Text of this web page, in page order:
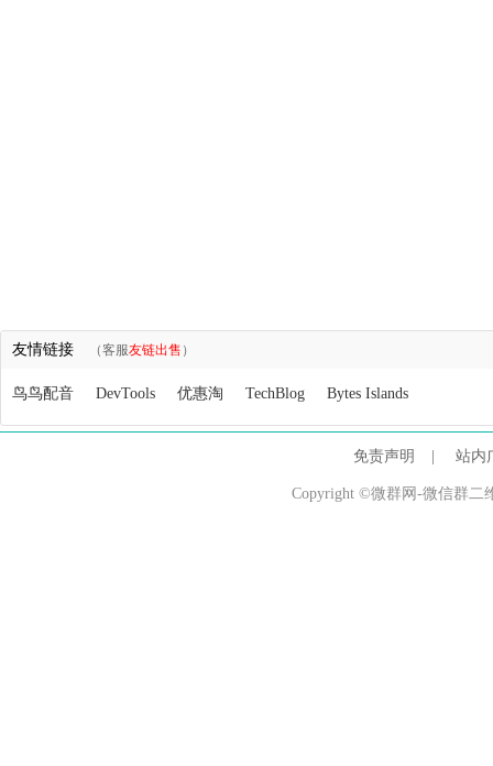
友情链接 （客服友链出售 ）
鸟鸟配音 DevTools 优惠淘 TechBlog Bytes Islands
免责声明 站内
Copyright ©微群网-微信群二